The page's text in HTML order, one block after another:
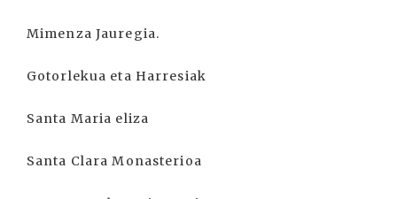
Mimenza Jauregia.
Gotorlekua eta Harresiak
Santa Maria eliza
Santa Clara Monasterioa